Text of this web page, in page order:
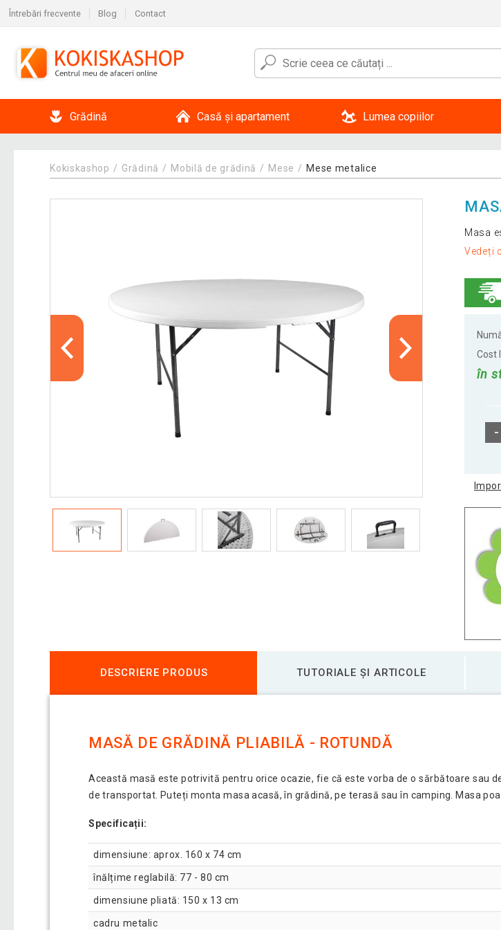
Întrebări frecvente Blog Contact
Grădină Casă și apartament Lumea copiilor
Kokiskashop Grădină Mobilă de grădină Mese Mese metalice
Masa
Vedeți
Cost
în
-
DESCRIERE PRODUS TUTORIALE ȘI ARTICOLE
MASĂ DE GRĂDINĂ PLIABILĂ - ROTUNDĂ
Această masă este potrivită pentru orice ocazie, fie că este vorba de o sărbătoare sau
de transportat. Puteți monta masa acasă, în grădină, pe terasă sau în camping. Masa
Specificații:
dimensiune: aprox. 160 x 74 cm
înălțime reglabilă: 77 - 80 cm
dimensiune pliată: 150 x 13 cm
cadru metalic